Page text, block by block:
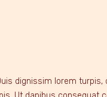
dignissim lorem